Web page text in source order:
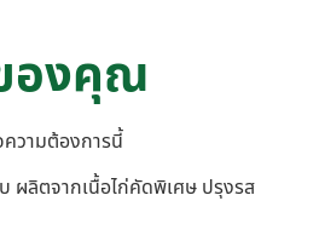
องคุณ
วามต้องการนี้
ผลิตจากเนื้อไก่คัดพิเศษ ปรุงรส